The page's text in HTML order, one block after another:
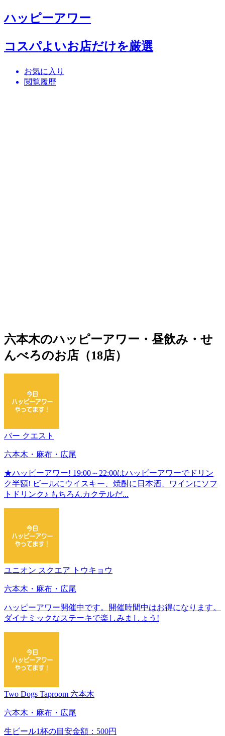
ハッピーアワー
コスパよいお店だけを厳選
お気に入り
閲覧履歴
六本木のハッピーアワー・昼飲み・せ
んべろのお店（18店）
バー クエスト
六本木・麻布・広尾
★ハッピーアワー! 19:00～22:00はハッピーアワーでドリン
ク半額! ビールにウイスキー、焼酎に日本酒、ワインにソフ
トドリンク♪ もちろんカクテルだ...
ユニオン スクエア トウキョウ
六本木・麻布・広尾
ハッピーアワー開催中です。開催時間中はお得になります。
ダイナミックなステーキで楽しみましょう!
Two Dogs Taproom 六本木
六本木・麻布・広尾
生ビール1杯の目安金額：500円